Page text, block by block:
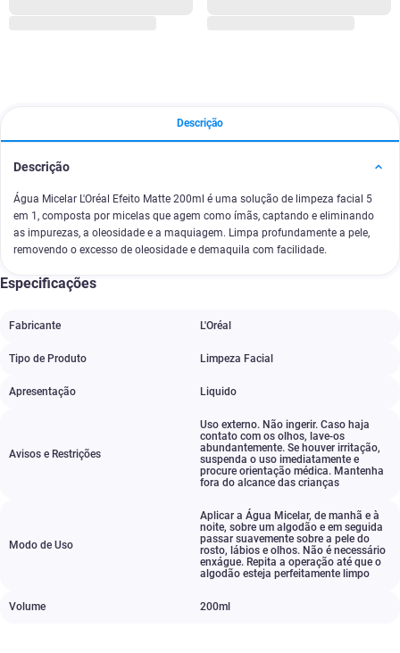
Descrição
Descrição
Água Micelar L'Oréal Efeito Matte 200ml é uma solução de limpeza facial 5
em 1, composta por micelas que agem como ímãs, captando e eliminando
as impurezas, a oleosidade e a maquiagem. Limpa profundamente a pele,
removendo o excesso de oleosidade e demaquila com facilidade.
Especificações
Fabricante L'Oréal
Tipo de Produto Limpeza Facial
Apresentação Liquido
Avisos e Restrições
Uso externo. Não ingerir. Caso haja
contato com os olhos, lave-os
abundantemente. Se houver irritação,
suspenda o uso imediatamente e
procure orientação médica. Mantenha
fora do alcance das crianças
Modo de Uso
Aplicar a Água Micelar, de manhã e à
noite, sobre um algodão e em seguida
passar suavemente sobre a pele do
rosto, lábios e olhos. Não é necessário
enxágue. Repita a operação até que o
algodão esteja perfeitamente limpo
Volume 200ml